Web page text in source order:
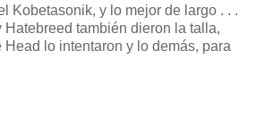
Kobetasonik, y lo mejor de largo . . .
Hatebreed también dieron la talla,
lo intentaron y lo demás, para